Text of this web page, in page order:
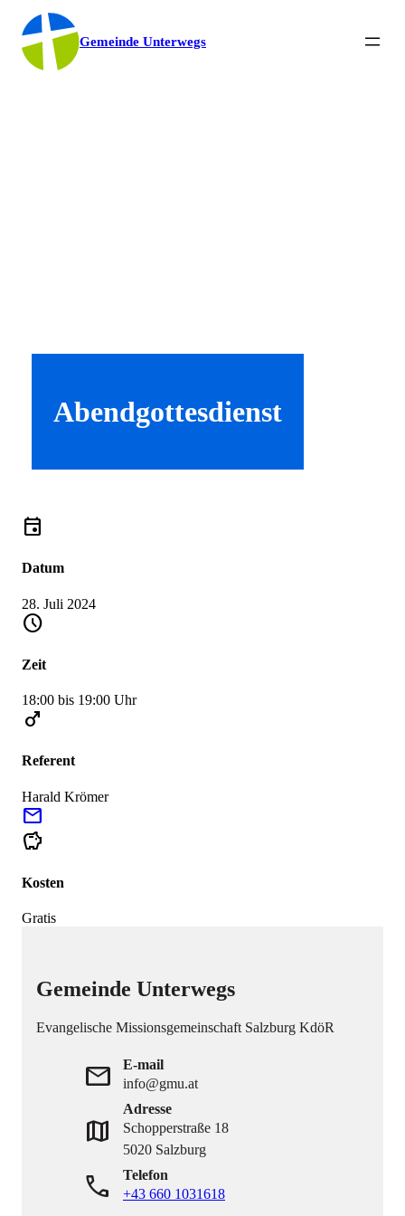
Gemeinde Unterwegs
Abendgottesdienst
event
Datum
28. Juli 2024
schedule
Zeit
18:00 bis 19:00 Uhr
male
Referent
Harald Krömer
mail
savings
Kosten
Gratis
Gemeinde Unterwegs
Evangelische Missionsgemeinschaft Salzburg KdöR
mail
E-mail
info@gmu.at
map
Adresse
Schopperstraße 18
5020 Salzburg
phone
Telefon
+43 660 1031618